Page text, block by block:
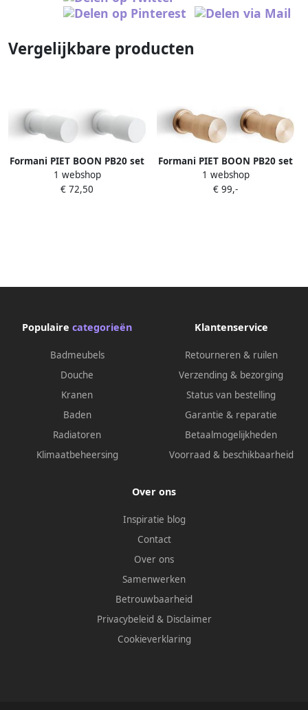
Vergelijkbare producten
Formani PIET BOON PB20 set
van 2 haken 20mm wit
1 webshop
€ 72,50
Formani PIET BOON PB20 set
van 2 haken 20mm PVD licht
brons
1 webshop
€ 99,-
Populaire categorieën
Badmeubels
Douche
Kranen
Baden
Radiatoren
Klimaatbeheersing
Klantenservice
Retourneren & ruilen
Verzending & bezorging
Status van bestelling
Garantie & reparatie
Betaalmogelijkheden
Voorraad & beschikbaarheid
Over ons
Inspiratie blog
Contact
Over ons
Samenwerken
Betrouwbaarheid
Privacybeleid & Disclaimer
Cookieverklaring